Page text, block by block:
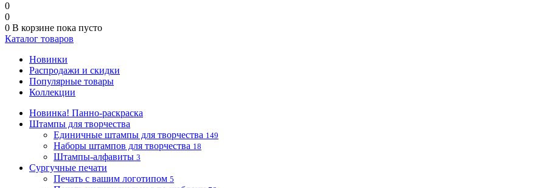
0
0
0 В корзине пока пусто
Каталог товаров
Новинки
Распродажи и скидки
Популярные товары
Коллекции
Новинка! Панно-раскраска
Штампы для творчества
Единичные штампы для творчества 149
Наборы штампов для творчества 18
Штампы-алфавиты 3
Сургучные печати
Печать с вашим логотипом 5